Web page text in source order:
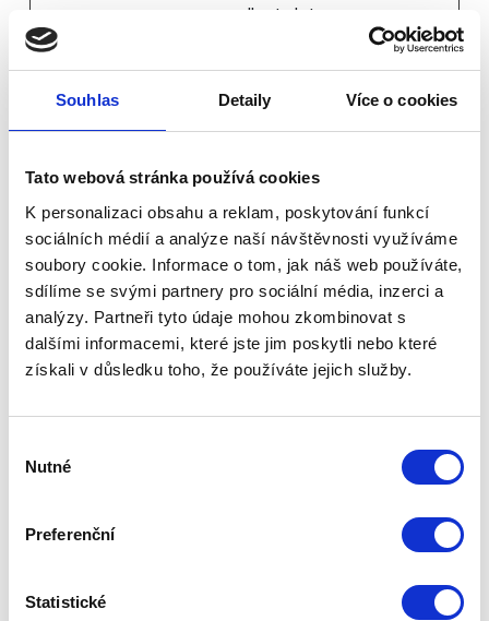
Souhlas Detaily Více o cookies
Tato webová stránka používá cookies
K personalizaci obsahu a reklam, poskytování funkcí
sociálních médií a analýze naší návštěvnosti využíváme
soubory cookie. Informace o tom, jak náš web používáte,
sdílíme se svými partnery pro sociální média, inzerci a
analýzy. Partneři tyto údaje mohou zkombinovat s
dalšími informacemi, které jste jim poskytli nebo které
získali v důsledku toho, že používáte jejich služby.
souhlasu
Nutné
Preferenční
Statistické
collect data on
times a user has
visited the
website as well as
and most recent
visit.
_gat
Google
Used by Google
Analytics to
throttle request
rate
1 den
_gid Google
Registers a unique 1 den